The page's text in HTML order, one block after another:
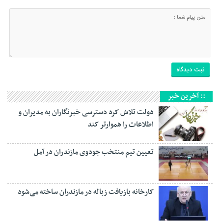
:: آخرین خبر
دولت تلاش کرد دسترسی خبرنگاران به مدیران و
اطلاعات را هموارتر کند
تعیین تیم منتخب جودوی مازندران در آمل
کارخانه بازیافت زباله در مازندران ساخته می‌شود